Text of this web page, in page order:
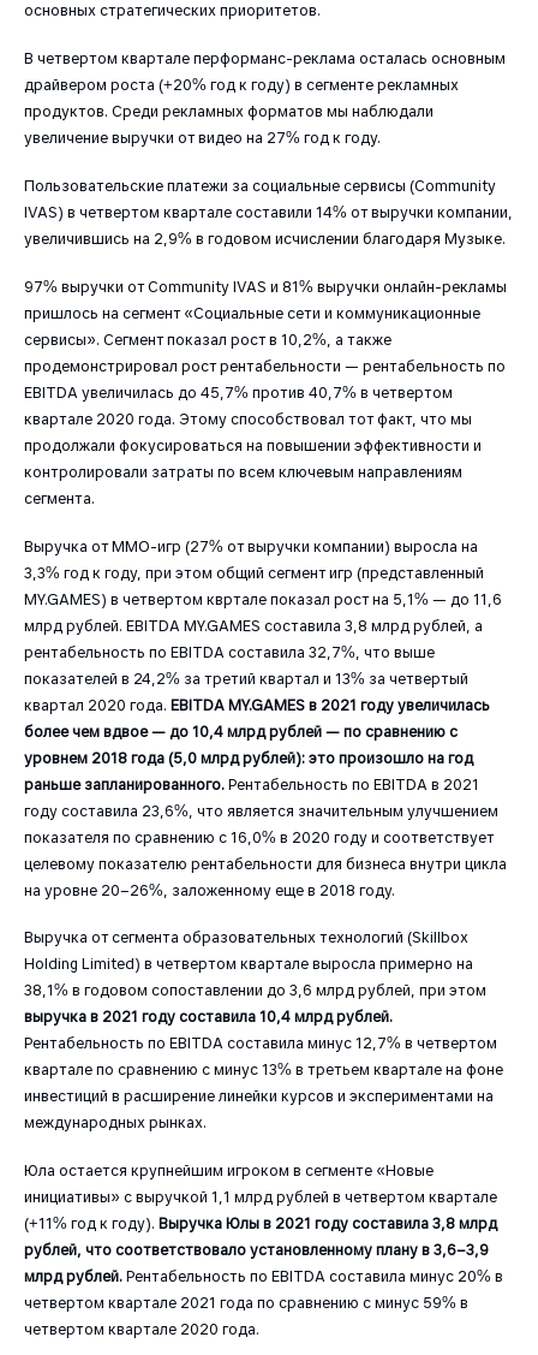
основных стратегических приоритетов.
В четвертом квартале перформанс-реклама осталась основным
драйвером роста (+20% год к году) в сегменте рекламных
продуктов. Среди рекламных форматов мы наблюдали
увеличение выручки от видео на 27% год к году.
Пользовательские платежи за социальные сервисы (Community
IVAS) в четвертом квартале составили 14% от выручки компании,
увеличившись на 2,9% в годовом исчислении благодаря Музыке.
97% выручки от Community IVAS и 81% выручки онлайн-рекламы
пришлось на сегмент «Социальные сети и коммуникационные
сервисы». Сегмент показал рост в 10,2%, а также
продемонстрировал рост рентабельности — рентабельность по
EBITDA увеличилась до 45,7% против 40,7% в четвертом
квартале 2020 года. Этому способствовал тот факт, что мы
продолжали фокусироваться на повышении эффективности и
контролировали затраты по вcем ключевым направлениям
сегмента.
Выручка от MMO-игр (27% от выручки компании) выросла на
3,3% год к году, при этом общий сегмент игр (представленный
MY.GAMES) в четвертом квртале показал рост на 5,1% — до 11,6
млрд рублей. EBITDA MY.GAMES составила 3,8 млрд рублей, а
рентабельность по EBITDA составила 32,7%, что выше
показателей в 24,2% за третий квартал и 13% за четвертый
квартал 2020 года. EBITDA MY.GAMES в 2021 году увеличилась
более чем вдвое — до 10,4 млрд рублей — по сравнению с
уровнем 2018 года (5,0 млрд рублей): это произошло на год
раньше запланированного. Рентабельность по EBITDA в 2021
году составила 23,6%, что является значительным улучшением
показателя по сравнению с 16,0% в 2020 году и соответствует
целевому показателю рентабельности для бизнеса внутри цикла
на уровне 20–26%, заложенному еще в 2018 году.
Выручка от сегмента образовательных технологий (Skillbox
Holding Limited) в четвертом квартале выросла примерно на
38,1% в годовом сопоставлении до 3,6 млрд рублей, при этом
выручка в 2021 году составила 10,4 млрд рублей.
Рентабельность по EBITDA составила минус 12,7% в четвертом
квартале по сравнению с минус 13% в третьем квартале на фоне
инвестиций в расширение линейки курсов и экспериментами на
международных рынках.
Юла остается крупнейшим игроком в сегменте «Новые
инициативы» с выручкой 1,1 млрд рублей в четвертом квартале
(+11% год к году). Выручка Юлы в 2021 году составила 3,8 млрд
рублей, что соответствовало установленному плану в 3,6–3,9
млрд рублей. Рентабельность по EBITDA составила минус 20% в
четвертом квартале 2021 года по сравнению с минус 59% в
четвертом квартале 2020 года.